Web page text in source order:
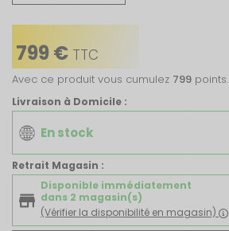
799 € TTC
Avec ce produit vous cumulez 799 points.
Livraison à Domicile :
En stock
Retrait Magasin :
Disponible immédiatement
dans 2 magasin(s)
(Vérifier la disponibilité en magasin)